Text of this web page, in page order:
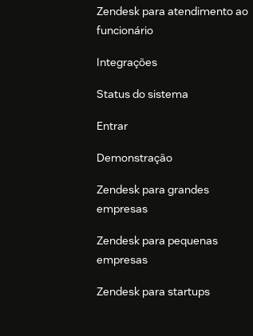
Zendesk para atendimento ao
funcionário
Integrações
Status do sistema
Entrar
Demonstração
Zendesk para grandes
empresas
Zendesk para pequenas
empresas
Zendesk para startups